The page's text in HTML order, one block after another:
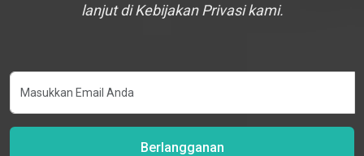
lanjut di Kebijakan Privasi kami.
Berlangganan